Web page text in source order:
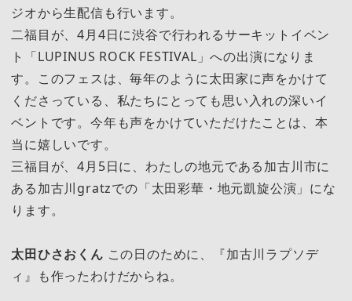
ジオから生配信も行います。
二福目が、4月4日に渋谷で行われるサーキットイベン
ト「LUPINUS ROCK FESTIVAL」への出演になりま
す。このフェスは、毎年のように太田家に声をかけて
くださっている、私たちにとっても思い入れの深いイ
ベントです。今年も声をかけていただけたことは、本
当に嬉しいです。
三福目が、4月5日に、わたしの地元である加古川市に
ある加古川gratzでの「太田彩華・地元凱旋公演」にな
ります。
太田ひさおくん この日のために、『加古川ラプソデ
ィ』も作ったわけだからね。